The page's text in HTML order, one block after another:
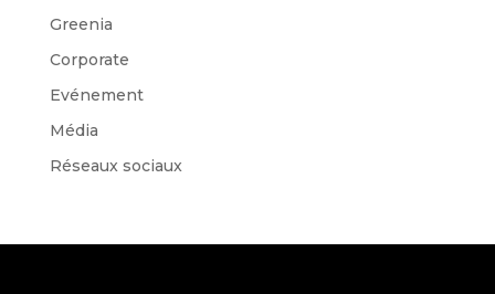
Greenia
Corporate
Evénement
Média
Réseaux sociaux